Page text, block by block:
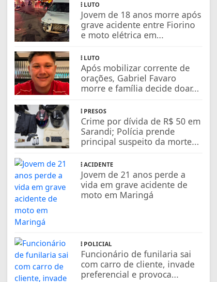
LUTO
Jovem de 18 anos morre após
grave acidente entre Fiorino
e moto elétrica em...
LUTO
Após mobilizar corrente de
orações, Gabriel Favaro
morre e família decide doar...
PRESOS
Crime por dívida de R$ 50 em
Sarandi; Polícia prende
principal suspeito da morte...
ACIDENTE
Jovem de 21 anos perde a
vida em grave acidente de
moto em Maringá
POLICIAL
Funcionário de funilaria sai
com carro de cliente, invade
preferencial e provoca...